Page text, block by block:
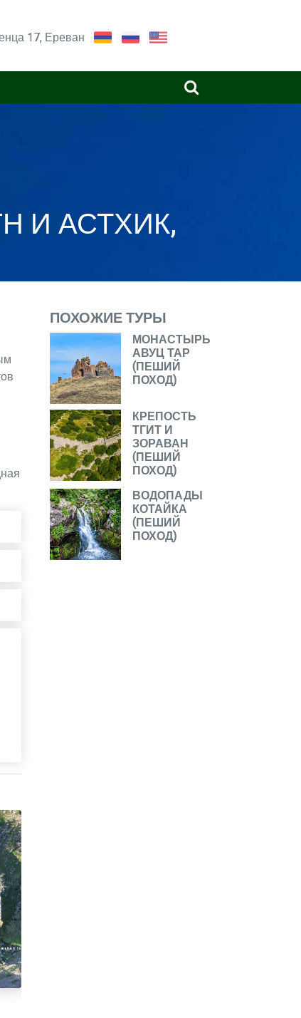
17, Ереван
И АСТХИК,
ПОХОЖИЕ ТУРЫ
МОНАСТЫРЬ
АВУЦ ТАР
(ПЕШИЙ
ПОХОД)
КРЕПОСТЬ
ТГИТ И
ЗОРАВАН
(ПЕШИЙ
ПОХОД)
ВОДОПАДЫ
КОТАЙКА
(ПЕШИЙ
ПОХОД)